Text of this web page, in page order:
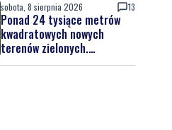
sobota, 8 sierpnia 2026 13
Ponad 24 tysiące metrów
kwadratowych nowych
terenów zielonych.
Powstanie nowa przestrzeń